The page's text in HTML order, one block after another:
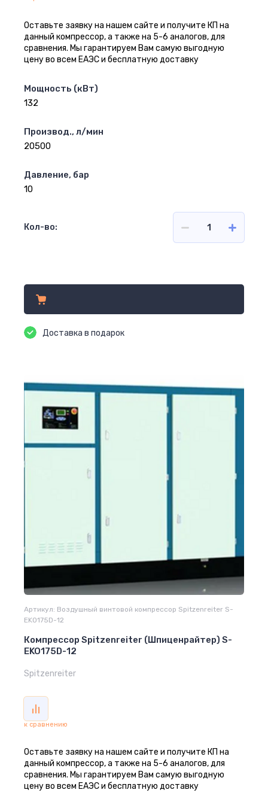
Оставьте заявку на нашем сайте и получите КП на
данный компрессор, а также на 5-6 аналогов, для
сравнения. Мы гарантируем Вам самую выгодную
цену во всем ЕАЭС и бесплатную доставку
Мощность (кВт)
132
Производ., л/мин
20500
Давление, бар
10
Кол-во:
Доставка в подарок
Артикул: Воздушный винтовой компрессор Spitzenreiter S-
EKO175D-12
Компрессор Spitzenreiter (Шпиценрайтер) S-
EKO175D-12
Spitzenreiter
к сравнению
Оставьте заявку на нашем сайте и получите КП на
данный компрессор, а также на 5-6 аналогов, для
сравнения. Мы гарантируем Вам самую выгодную
цену во всем ЕАЭС и бесплатную доставку